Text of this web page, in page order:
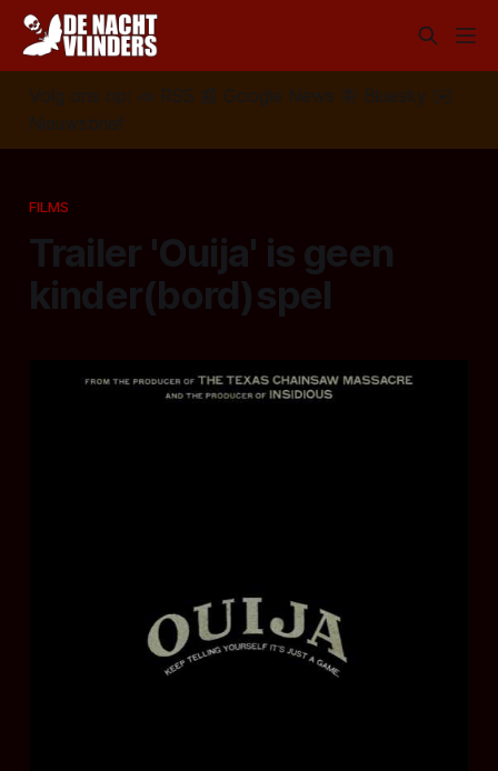
Volg ons op: 📣 RSS 📰 Google News 🦋 Bluesky
✉️
Nieuwsbrief
FILMS
Trailer 'Ouija' is geen
kinder(bord)spel